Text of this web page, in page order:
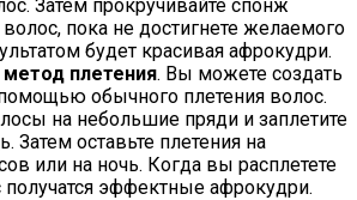
Затем прокручивайте спонж
пока не достигнете желаемого
будет красивая афрокудри.
метод плетения. Вы можете создать
обычного плетения волос.
на небольшие пряди и заплетите
Затем оставьте плетения на
или на ночь. Когда вы расплетете
получатся эффектные афрокудри.